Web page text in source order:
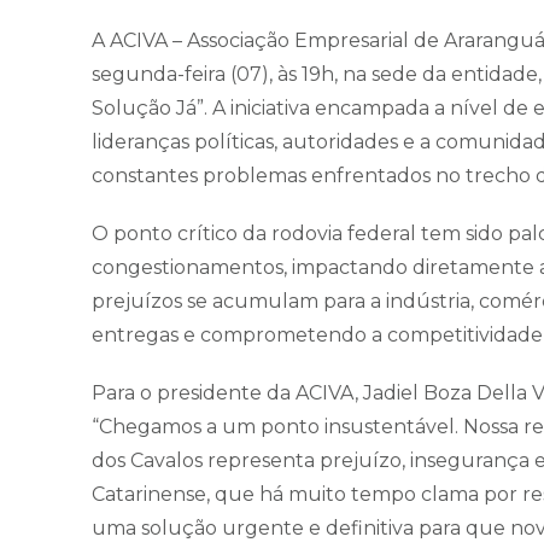
A ACIVA – Associação Empresarial de
segunda-feira (07), às 19h, na sede da
Solução Já”. A iniciativa encampada a nível de
lideranças políticas, autoridades e a
constantes problemas enfrentados no trecho
O ponto crítico da rodovia federal tem sido
congestionamentos, impactando diretamente
prejuízos se acumulam para a indústria,
entregas e comprometendo a competitividade
Para o presidente da ACIVA, Jadiel Boza Della
“Chegamos a um ponto insustentável. Nossa
dos Cavalos representa prejuízo, insegurança
Catarinense, que há muito tempo clama por
uma solução urgente e definitiva para que